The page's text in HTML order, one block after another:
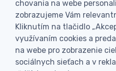
Vyrobíme Vám vlastný
Skúsenosť
Široký sortiment, z
chovania na webe
zobrazujeme Vám
Kliknutím na tlačidlo
využívaním cookies a
na webe pro zobrazenie
sociálnych sieťach a v